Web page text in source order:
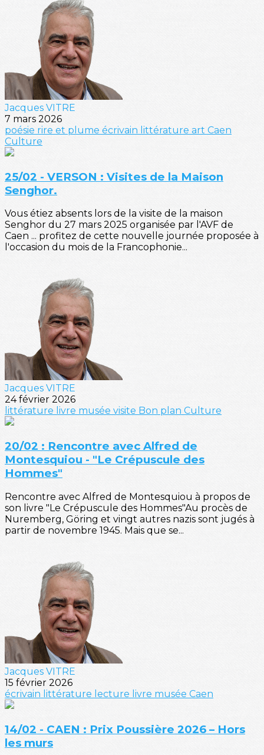
Jacques VITRE
7 mars 2026
poésie rire et plume écrivain littérature art Caen
Culture
25/02 - VERSON : Visites de la Maison
Senghor.
Vous étiez absents lors de la visite de la maison
Senghor du 27 mars 2025 organisée par l'AVF de
Caen ... profitez de cette nouvelle journée proposée à
l'occasion du mois de la Francophonie...
Jacques VITRE
24 février 2026
littérature livre musée visite Bon plan Culture
20/02 : Rencontre avec Alfred de
Montesquiou - "Le Crépuscule des
Hommes"
Rencontre avec Alfred de Montesquiou à propos de
son livre "Le Crépuscule des Hommes"Au procès de
Nuremberg, Göring et vingt autres nazis sont jugés à
partir de novembre 1945. Mais que se...
Jacques VITRE
15 février 2026
écrivain littérature lecture livre musée Caen
14/02 - CAEN : Prix Poussière 2026 – Hors
les murs